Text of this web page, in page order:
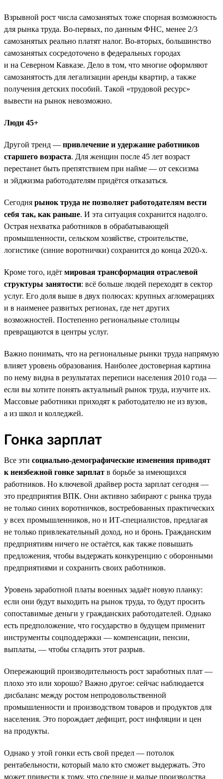
Взрывной рост числа самозанятых тоже спорная возможность
для рынка труда. Во-первых, по данным ФНС, менее 2/3
самозанятых реально платят налог. Во-вторых, большинство
самозанятых сосредоточено в федеральных городах
и на Северном Кавказе. Дело в том, что многие оформляют
самозанятость для легализации аренды квартир, а также
получения детских пособий. Такой «трудовой ресурс»
вывести на рынок невозможно.
Люди 45+
Другой тренд — привлечение и удержание работников
старшего возраста. Для женщин после 45 лет возраст
перестанет быть препятствием при найме — от сексизма
и эйджизма работодателям придётся отказаться.
Сегодня рынок труда не позволяет работодателям вести
себя так, как раньше. И эта ситуация сохранится надолго.
Острая нехватка работников в обрабатывающей
промышленности, сельском хозяйстве, строительстве,
логистике (синие воротнички) сохранится до конца 2020-х.
Кроме того, идёт мировая трансформация отраслевой
структуры занятости: всё больше людей переходят в сектор
услуг. Его доля выше в двух полюсах: крупных агломерациях
и в наименее развитых регионах, где нет других
возможностей. Постепенно региональные столицы
превращаются в центры услуг.
Важно понимать, что на региональные рынки труда напрямую
влияет уровень образования. Наиболее достоверная картина
по нему видна в результатах переписи населения 2010 года —
если вы хотите понять актуальный рынок труда, изучите их.
Массовые работники приходят к работодателю не из вузов,
а из школ и колледжей.
Гонка зарплат
Все эти социально-демографические изменения приводят
к неизбежной гонке зарплат в борьбе за имеющихся
работников. Но ключевой драйвер роста зарплат сегодня —
это предприятия ВПК. Они активно забирают с рынка труда
не только синих воротничков, востребованных практических
у всех промышленников, но и ИТ-специалистов, предлагая
не только привлекательный доход, но и бронь. Гражданским
предприятиям ничего не остаётся, как также повышать
предложения, чтобы выдержать конкуренцию с оборонными
предприятиями и сохранить своих работников.
Уровень заработной платы военных задаёт новую планку:
если они будут выходить на рынок труда, то будут просить
сопоставимые деньги у гражданских работодателей. Однако
есть предположение, что государство в будущем применит
инструменты соцподдержки — компенсации, пенсии,
выплаты, — чтобы сгладить этот разрыв.
Опережающий производительность рост заработных плат —
плохо это или хорошо? Важно другое: сейчас наблюдается
дисбаланс между ростом непродовольственной
промышленности и производством товаров и продуктов для
населения. Это порождает дефицит, рост инфляции и цен
на продукты.
Однако у этой гонки есть свой предел — потолок
рентабельности, который мало кто сможет выдержать. Это
может привести к тому, что средние и малые производства